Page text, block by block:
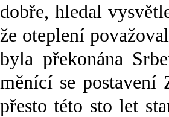
dobře, hledal
že oteplení
byla překonána
měnící se
přesto této sto let